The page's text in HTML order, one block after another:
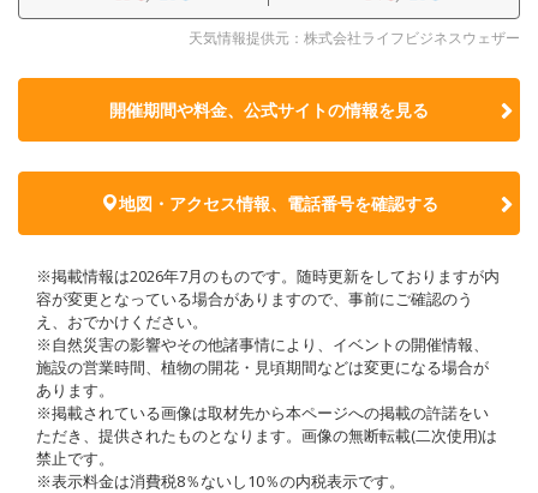
天気情報提供元：株式会社ライフビジネスウェザー
開催期間や料金、公式サイトの情報を見る
地図・アクセス情報、電話番号を確認する
※掲載情報は2026年7月のものです。随時更新をしておりますが内
容が変更となっている場合がありますので、事前にご確認のう
え、おでかけください。
※自然災害の影響やその他諸事情により、イベントの開催情報、
施設の営業時間、植物の開花・見頃期間などは変更になる場合が
あります。
※掲載されている画像は取材先から本ページへの掲載の許諾をい
ただき、提供されたものとなります。画像の無断転載(二次使用)は
禁止です。
※表示料金は消費税8％ないし10％の内税表示です。